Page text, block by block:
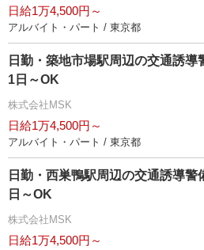
日給1万4,500円～
アルバイト・パート / 東京都
日勤・築地市場駅周辺の交通誘導
1日～OK
株式会社MSK
日給1万4,500円～
アルバイト・パート / 東京都
日勤・西巣鴨駅周辺の交通誘導
日～OK
株式会社MSK
日給1万4,500円～